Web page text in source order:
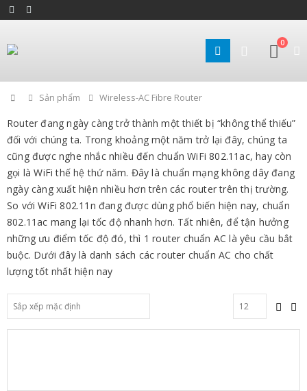
0
Home
Sản phẩm Wireless-AC Fibre Router
Router đang ngày càng trở thành một thiết bị “không thể thiếu”
đối với chúng ta. Trong khoảng một năm trở lại đây, chúng ta
cũng được nghe nhắc nhiều đến chuẩn WiFi 802.11ac, hay còn
gọi là WiFi thế hệ thứ năm. Đây là chuẩn mạng không dây đang
ngày càng xuất hiện nhiều hơn trên các router trên thị trường.
So với WiFi 802.11n đang được dùng phổ biến hiện nay, chuẩn
802.11ac mang lại tốc độ nhanh hơn. Tất nhiên, để tận hưởng
những ưu điểm tốc độ đó, thì 1 router chuẩn AC là yêu cầu bắt
buộc. Dưới đây là danh sách các router chuẩn AC cho chất
lượng tốt nhất hiện nay